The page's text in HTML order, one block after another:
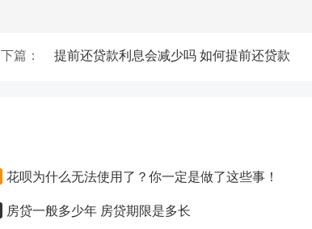
下篇： 提前还贷款利息会减少吗 如何提前还贷款
花呗为什么无法使用了？你一定是做了这些事！
房贷一般多少年 房贷期限是多长